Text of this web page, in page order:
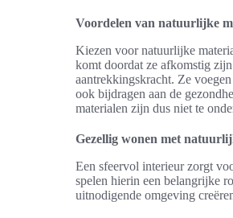
Voordelen van natuurlijke
Kiezen voor natuurlijke
komt doordat ze afkomstig
aantrekkingskracht. Ze
ook bijdragen aan de
materialen zijn dus niet te
Gezellig wonen met
Een sfeervol interieur zorgt
spelen hierin een belangrijke
uitnodigende omgeving